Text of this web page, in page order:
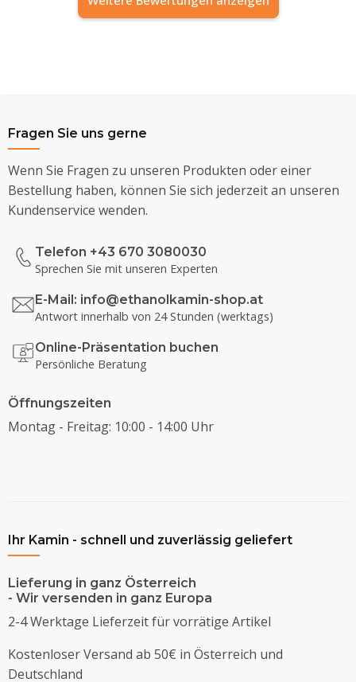
Fragen Sie uns gerne
Wenn Sie Fragen zu unseren Produkten oder einer
Bestellung haben, können Sie sich jederzeit an unseren
Kundenservice wenden.
Telefon +43 670 3080030
Sprechen Sie mit unseren Experten
E-Mail: info@ethanolkamin-shop.at
Antwort innerhalb von 24 Stunden (werktags)
Online-Präsentation buchen
Persönliche Beratung
Öffnungszeiten
Montag - Freitag: 10:00 - 14:00 Uhr
Ihr Kamin - schnell und zuverlässig geliefert
Lieferung in ganz Österreich
- Wir versenden in ganz Europa
2-4 Werktage Lieferzeit für vorrätige Artikel
Kostenloser Versand ab 50€ in Österreich und
Deutschland